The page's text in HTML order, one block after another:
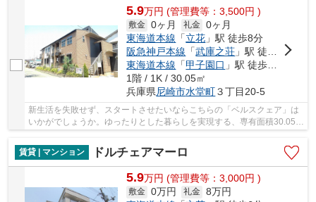
5.9万円 (管理費等：3,500円 )
敷金 0ヶ月 礼金 0ヶ月
東海道本線 「立花 」駅 徒歩8分
阪急神戸本線 「武庫之荘 」駅 徒歩13分
東海道本線 「甲子園口 」駅 徒歩26分
1階 / 1K / 30.05㎡
兵庫県尼崎市水堂町３丁目20-5
新生活を失敗せず、スタートさせたいならこちらの「ベルスクェア」は
いかがでしょうか。ゆったりとした暮らしを実現する、専有面積30.05平
賃貸 | マンション
ドルチェアマーロ
5.9万円 (管理費等：3,000円 )
敷金 0万円 礼金 8万円